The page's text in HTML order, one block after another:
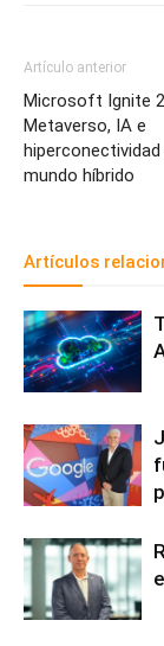
Artículo anterior
Microsoft Ignite
Metaverso, IA e
hiperconectividad
mundo híbrido
Artículos